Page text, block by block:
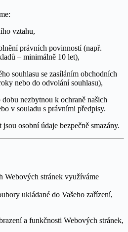
vztahu,
právních povinností (např.
– minimálně 10 let),
souhlasu se zasíláním obchodních
nebo do odvolání souhlasu),
nezbytnou k ochraně našich
v souladu s právními předpisy.
osobní údaje bezpečně smazány.
Webových stránek využíváme
ukládané do Vašeho zařízení,
a funkčnosti Webových stránek,